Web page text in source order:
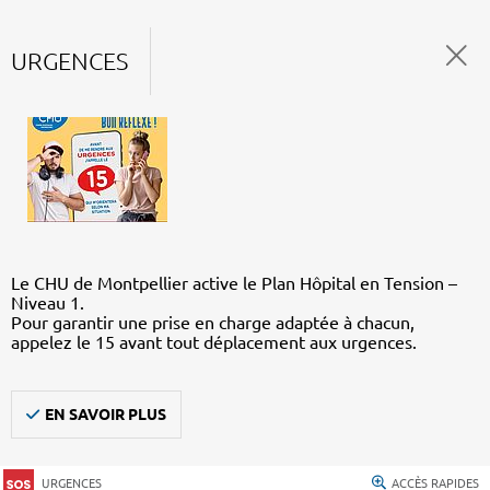
URGENCES
Le CHU de Montpellier active le Plan Hôpital en Tension –
Niveau 1.
Pour garantir une prise en charge adaptée à chacun,
appelez le 15 avant tout déplacement aux urgences.
EN SAVOIR PLUS
URGENCES ACCÈS RAPIDES